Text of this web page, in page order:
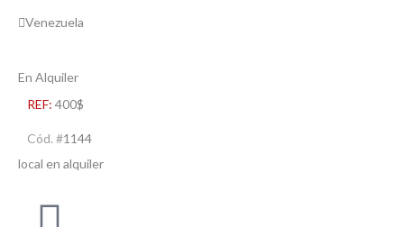
Venezuela
En Alquiler
REF: 400$
Cód. #1144
local en alquiler